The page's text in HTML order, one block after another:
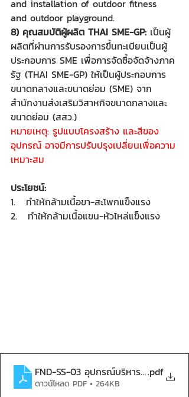
and installation of outdoor fitness
and outdoor playground.
8) คุณสมบัติผู้ผลิต THAI SME-GP: เป็นผู้
ผลิตที่ผ่านการรับรองการขึ้นทะเบียนเป็นผู้
ประกอบการ SME เพื่อการจัดซื้อจัดจ้างภาค
รัฐ (THAI SME-GP) ให้เป็นผู้ประกอบการ
ขนาดกลางและขนาดย่อม (SME) จาก
สำนักงานส่งเสริมวิสาหกิจขนาดกลางและ
ขนาดย่อม (สสว.)
หมายเหตุ: รูปแบบโครงสร้าง และสีของ
อุปกรณ์ อาจมีการปรับปรุงเปลี่ยนเพื่อความ
เหมาะสม
ประโยชน์:
1.   ทำให้กล้ามเนื้อขา-สะโพกแข็งแรง
2.   ทำให้กล้ามเนื้อแขน-หัวไหล่แข็งแรง
FND-SS-03 อุปกรณ์บริหารขา-สะโพก-
.pdf
ดาวน์โหลด PDF • 264KB